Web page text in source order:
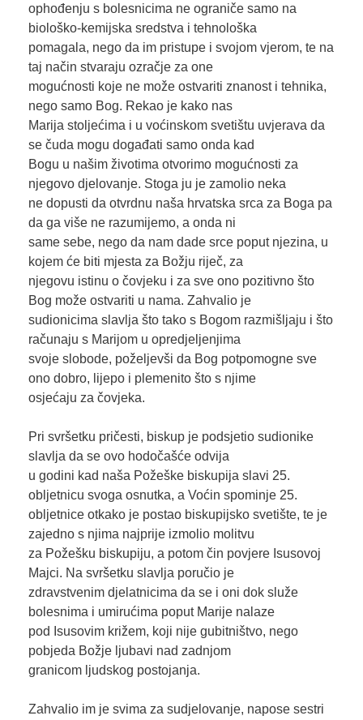
ophođenju s bolesnicima ne ograniče samo na
biološko-kemijska sredstva i tehnološka
pomagala, nego da im pristupe i svojom vjerom, te na
taj način stvaraju ozračje za one
mogućnosti koje ne može ostvariti znanost i tehnika,
nego samo Bog. Rekao je kako nas
Marija stoljećima i u voćinskom svetištu uvjerava da
se čuda mogu događati samo onda kad
Bogu u našim životima otvorimo mogućnosti za
njegovo djelovanje. Stoga ju je zamolio neka
ne dopusti da otvrdnu naša hrvatska srca za Boga pa
da ga više ne razumijemo, a onda ni
same sebe, nego da nam dade srce poput njezina, u
kojem će biti mjesta za Božju riječ, za
njegovu istinu o čovjeku i za sve ono pozitivno što
Bog može ostvariti u nama. Zahvalio je
sudionicima slavlja što tako s Bogom razmišljaju i što
računaju s Marijom u opredjeljenjima
svoje slobode, poželjevši da Bog potpomogne sve
ono dobro, lijepo i plemenito što s njime
osjećaju za čovjeka.
Pri svršetku pričesti, biskup je podsjetio sudionike
slavlja da se ovo hodočašće odvija
u godini kad naša Požeške biskupija slavi 25.
obljetnicu svoga osnutka, a Voćin spominje 25.
obljetnice otkako je postao biskupijsko svetište, te je
zajedno s njima najprije izmolio molitvu
za Požešku biskupiju, a potom čin povjere Isusovoj
Majci. Na svršetku slavlja poručio je
zdravstvenim djelatnicima da se i oni dok služe
bolesnima i umirućima poput Marije nalaze
pod Isusovim križem, koji nije gubitništvo, nego
pobjeda Božje ljubavi nad zadnjom
granicom ljudskog postojanja.
Zahvalio im je svima za sudjelovanje, napose sestri